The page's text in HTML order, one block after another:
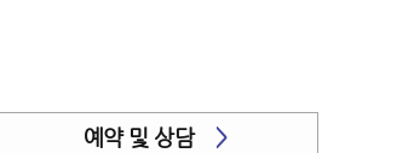
예약 및 상담 >